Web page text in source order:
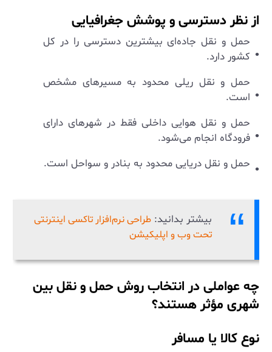
از نظر دسترسی و پوشش جغرافیایی
حمل و نقل جاده‌ای بیشترین دسترسی را در کل
کشور دارد.
حمل و نقل ریلی محدود به مسیرهای مشخص
است.
حمل و نقل هوایی داخلی فقط در شهرهای دارای
فرودگاه انجام می‌شود.
حمل و نقل دریایی محدود به بنادر و سواحل است.
بیشتر بدانید: طراحی نرم‌افزار تاکسی اینترنتی
تحت وب و اپلیکیشن
چه عواملی در انتخاب روش حمل و نقل بین
شهری مؤثر هستند؟
نوع کالا یا مسافر